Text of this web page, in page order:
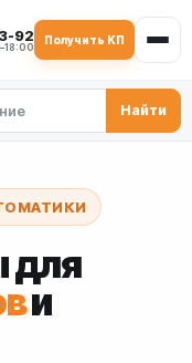
92 Получить КП
Найти
для
и